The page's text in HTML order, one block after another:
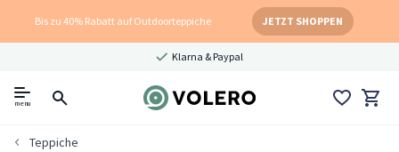
Bis zu 40% Rabatt auf Outdoorteppiche JETZT SHOPPEN
Klarna & Paypal
menu
Teppiche